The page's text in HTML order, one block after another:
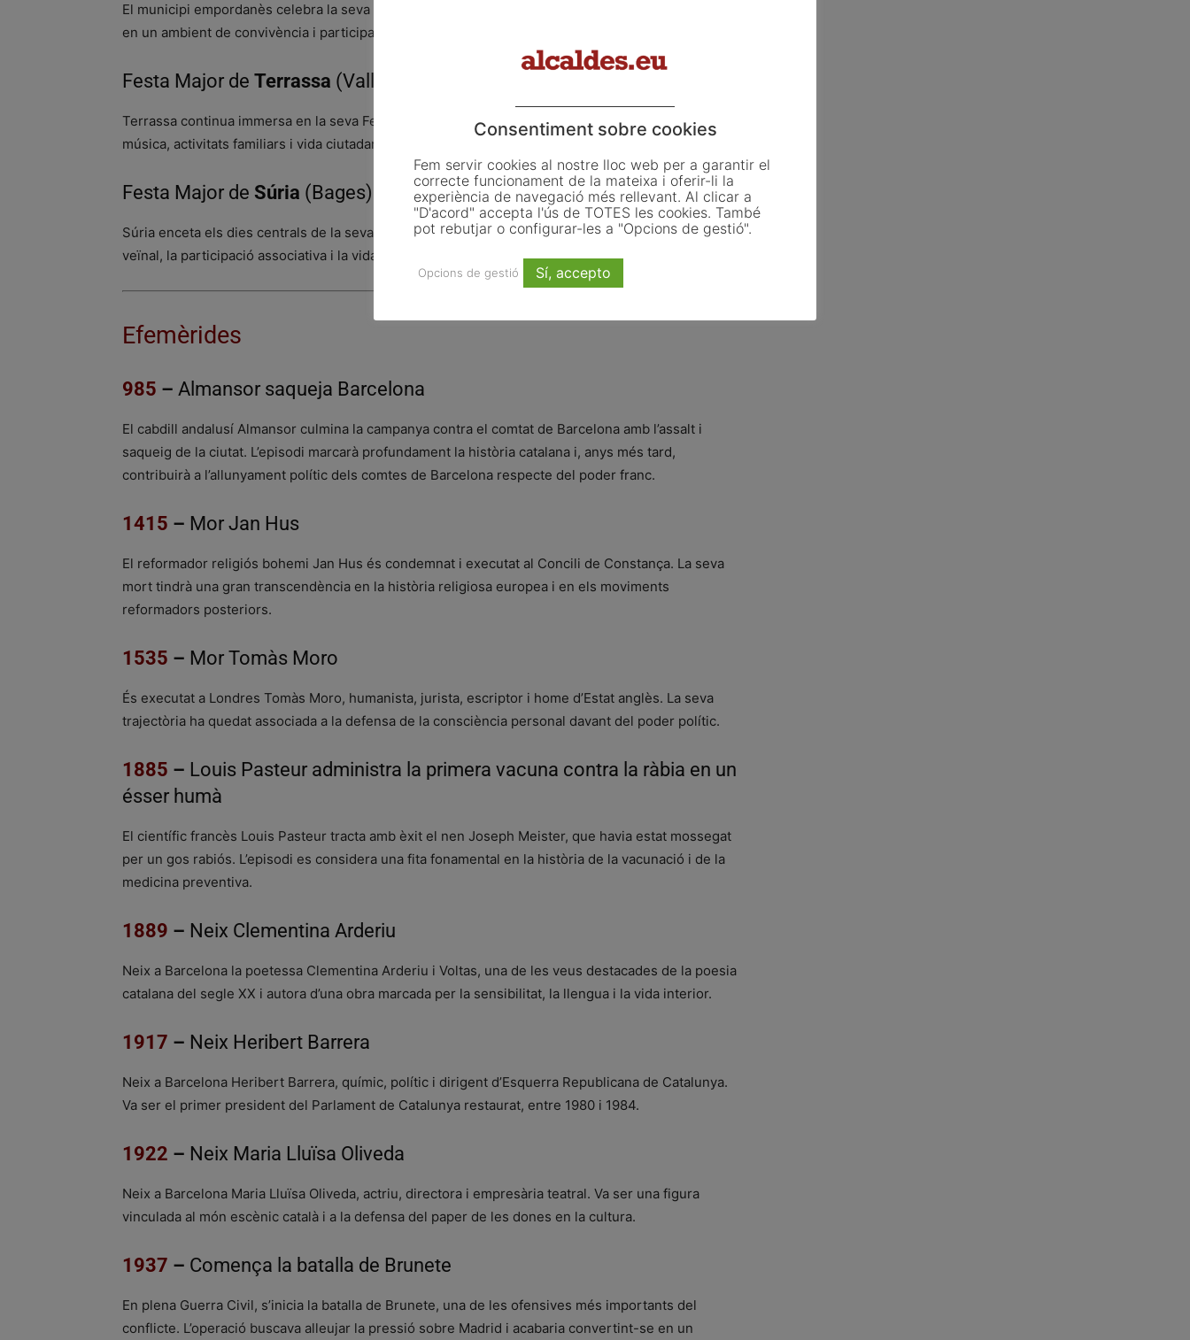
El municipi empordanès celebra la seva festa d’estiu amb activitats culturals, musicals i populars,
en un ambient de convivència i participació local.
Festa Major de Terrassa (Vallès Occidental)
Terrassa continua immersa en la seva Festa Major, que omple carrers i places amb cultura popular,
música, activitats familiars i vida ciutadana.
Festa Major de Súria (Bages)
Súria enceta els dies centrals de la seva Festa Major, una celebració vinculada al retrobament
veïnal, la participació associativa i la vida comunitària del municipi.
Efemèrides
985 – Almansor saqueja Barcelona
El cabdill andalusí Almansor culmina la campanya contra el comtat de Barcelona amb l’assalt i
saqueig de la ciutat. L’episodi marcarà profundament la història catalana i, anys més tard,
contribuirà a l’allunyament polític dels comtes de Barcelona respecte del poder franc.
1415 – Mor Jan Hus
El reformador religiós bohemi Jan Hus és condemnat i executat al Concili de Constança. La seva
mort tindrà una gran transcendència en la història religiosa europea i en els moviments
reformadors posteriors.
1535 – Mor Tomàs Moro
És executat a Londres Tomàs Moro, humanista, jurista, escriptor i home d’Estat anglès. La seva
trajectòria ha quedat associada a la defensa de la consciència personal davant del poder polític.
1885 – Louis Pasteur administra la primera vacuna contra la ràbia en un
ésser humà
El científic francès Louis Pasteur tracta amb èxit el nen Joseph Meister, que havia estat mossegat
per un gos rabiós. L’episodi es considera una fita fonamental en la història de la vacunació i de la
medicina preventiva.
1889 – Neix Clementina Arderiu
Neix a Barcelona la poetessa Clementina Arderiu i Voltas, una de les veus destacades de la poesia
catalana del segle XX i autora d’una obra marcada per la sensibilitat, la llengua i la vida interior.
1917 – Neix Heribert Barrera
Neix a Barcelona Heribert Barrera, químic, polític i dirigent d’Esquerra Republicana de Catalunya.
Va ser el primer president del Parlament de Catalunya restaurat, entre 1980 i 1984.
1922 – Neix Maria Lluïsa Oliveda
Neix a Barcelona Maria Lluïsa Oliveda, actriu, directora i empresària teatral. Va ser una figura
vinculada al món escènic català i a la defensa del paper de les dones en la cultura.
1937 – Comença la batalla de Brunete
En plena Guerra Civil, s’inicia la batalla de Brunete, una de les ofensives més importants del
conflicte. L’operació buscava alleujar la pressió sobre Madrid i acabaria convertint-se en un
Consentiment sobre cookies
Fem servir cookies al nostre lloc web per a garantir el
correcte funcionament de la mateixa i oferir-li la
experiència de navegació més rellevant. Al clicar a
"D'acord" accepta l'ús de TOTES les cookies. També
pot rebutjar o configurar-les a "Opcions de gestió".
Opcions de gestió Sí, accepto